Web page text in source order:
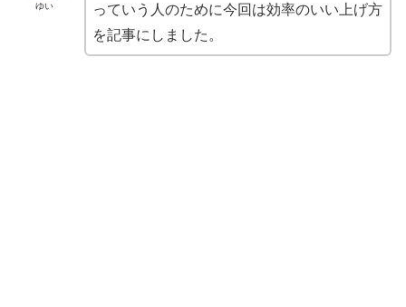
ゆい
っていう人のために今回は効率のいい上げ方
を記事にしました。